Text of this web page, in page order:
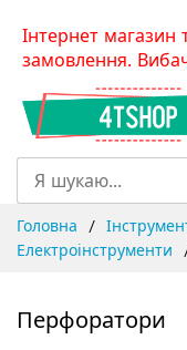
SkipІнтернет
замовлення.
Головна
Електроінструменти
Перфоратори